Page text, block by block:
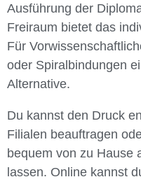
Ausführung der
Freiraum bietet das
Für
oder Spiralbindungen
Alternative.
Du kannst den Druck
Filialen beauftragen
bequem von zu Hause
lassen. Online kannst